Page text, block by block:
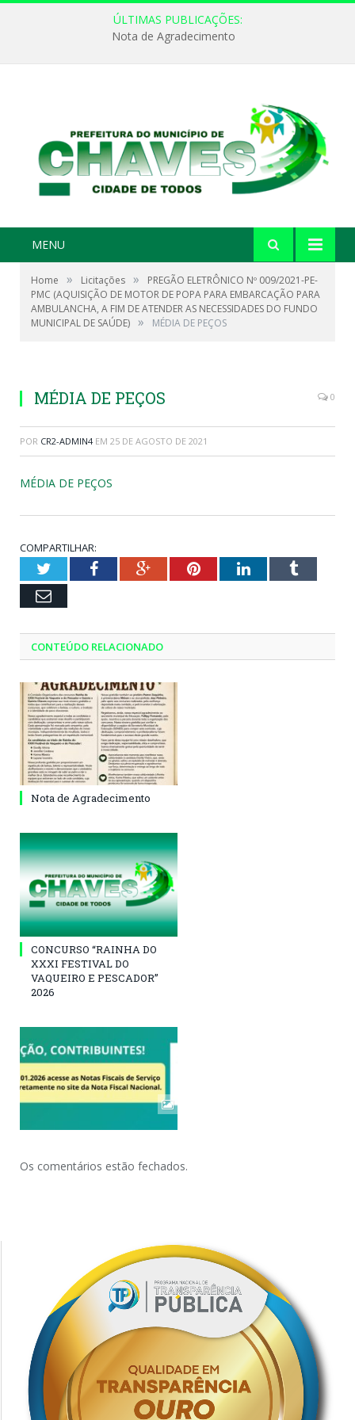
ÚLTIMAS PUBLICAÇÕES:
Nota de Agradecimento
MENU
Home » Licitações »
PREGÃO ELETRÔNICO Nº 009/2021-PE-
PMC (AQUISIÇÃO DE MOTOR DE POPA PARA EMBARCAÇÃO PARA
AMBULANCHA, A FIM DE ATENDER AS NECESSIDADES DO FUNDO
MUNICIPAL DE SAÚDE) » MÉDIA DE PEÇOS
MÉDIA DE PEÇOS 0
POR CR2-ADMIN4 EM 25 DE AGOSTO DE 2021
MÉDIA DE PEÇOS
COMPARTILHAR:
TwitterFacebookGoogle+PinterestLinkedInTumblr
Email
CONTEÚDO RELACIONADO
Nota de Agradecimento
CONCURSO “RAINHA DO
XXXI FESTIVAL DO
VAQUEIRO E PESCADOR”
2026
Os comentários estão fechados.